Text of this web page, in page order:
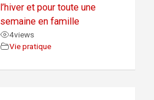
l’hiver et pour toute une
semaine en famille
4views
Vie pratique